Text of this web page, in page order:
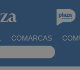
COMARCAS